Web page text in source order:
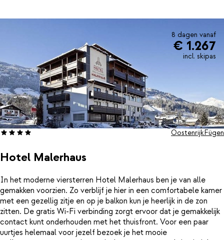
goed af met een heerlijk diner in het gezellige restaurant of
geniet nog van een drankje in een van de bars van het hotel.
8 dagen vanaf
€ 1.267
incl. skipas
Hotel Malerhaus
OostenrijkFügen
In het moderne viersterren Hotel Malerhaus ben je van alle
gemakken voorzien. Zo verblijf je hier in een comfortabele kamer
met een gezellig zitje en op je balkon kun je heerlijk in de zon
zitten. De gratis Wi-Fi verbinding zorgt ervoor dat je gemakkelijk
contact kunt onderhouden met het thuisfront. Voor een paar
uurtjes helemaal voor jezelf bezoek je het mooie